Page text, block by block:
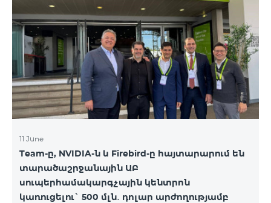
ստորև ներկայացված աղյուսակի․ Հին
սակագնային փաթեթ Նոր սակագնային փաթեթ
Բիզնես 2000 PRO 1900 Բիզնես 3000 Pro Special 1
Բիզնես 5000 PRO 5200 Բիզնես 7000 Pro Special 3
11 June
Team-ը, NVIDIA-ն և Firebird-ը հայտարարում են
տարածաշրջանային ԱԲ
սուպերհամակարգչային կենտրոն
կառուցելու` 500 մլն․ դոլար արժողությամբ